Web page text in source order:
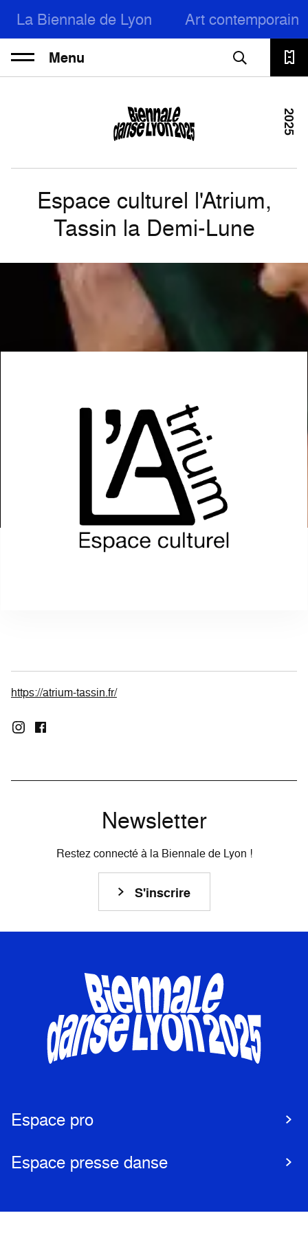
La Biennale de Lyon Art contemporain
Menu
Espace culturel l'Atrium,
Tassin la Demi-Lune
2025
https://atrium-tassin.fr/
Newsletter
Restez connecté à la Biennale de Lyon !
S'inscrire
Espace pro
Espace presse danse